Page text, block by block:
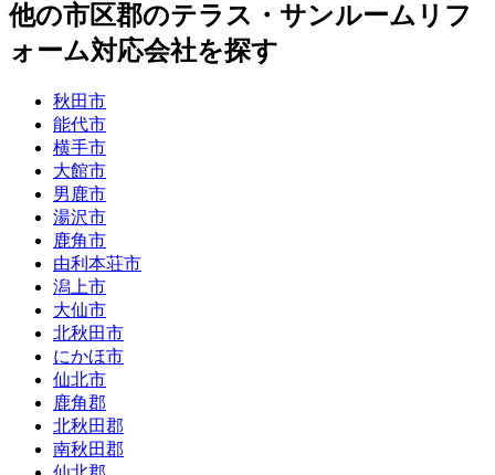
他の市区郡のテラス・サンルームリフ
ォーム対応会社を探す
秋田市
能代市
横手市
大館市
男鹿市
湯沢市
鹿角市
由利本荘市
潟上市
大仙市
北秋田市
にかほ市
仙北市
鹿角郡
北秋田郡
南秋田郡